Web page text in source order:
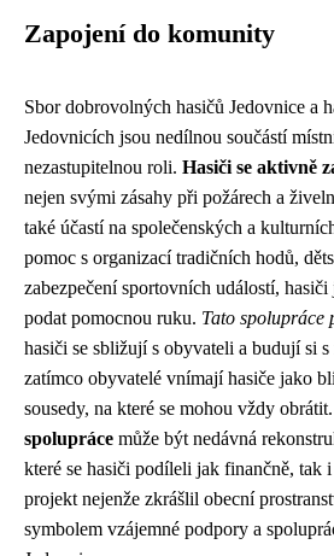
Zapojení do komunity
Sbor dobrovolných hasičů Jedovnice a
Jedovnicích jsou nedílnou součástí
nezastupitelnou roli. Hasiči se aktivně
nejen svými zásahy při požárech a
také účastí na společenských a
pomoc s organizací tradičních hodů,
zabezpečení sportovních událostí,
podat pomocnou ruku. Tato spolupráce
hasiči se sbližují s obyvateli a budují si
zatímco obyvatelé vnímají hasiče jako
sousedy, na které se mohou vždy obrátit.
spolupráce může být nedávná
které se hasiči podíleli jak finančně, tak
projekt nejenže zkrášlil obecní
symbolem vzájemné podpory a